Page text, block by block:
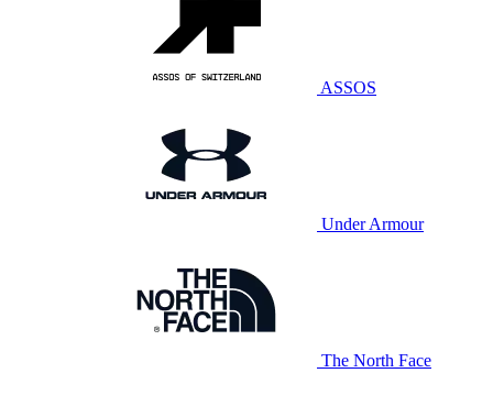
ASSOS
Under Armour
The North Face